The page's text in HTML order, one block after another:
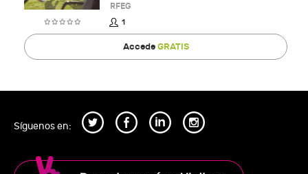
RFEG
1
AccedeGRATIS
Síguenos en: